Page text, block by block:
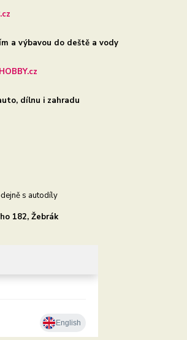
a výbavou do deště a vody
dílnu i zahradu
s autodíly
182, Žebrák